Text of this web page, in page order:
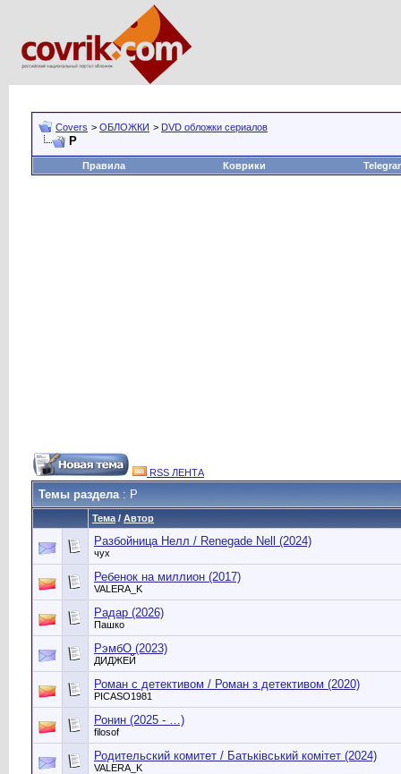
Covers > ОБЛОЖКИ > DVD обложки сериалов
Р
Правила Коврики
RSS ЛЕНТА
Темы раздела: Р
Тема / Автор
Разбойница Нелл / Renegade Nell (2024)
чух
Ребенок на миллион (2017)
VALERA_K
Радар (2026)
Пашко
РэмбО (2023)
ДИДЖЕЙ
Роман с детективом / Роман з детективом (2020)
PICASO1981
Ронин (2025 - …)
filosof
Родительский комитет / Батьківський комітет (2024)
VALERA_K